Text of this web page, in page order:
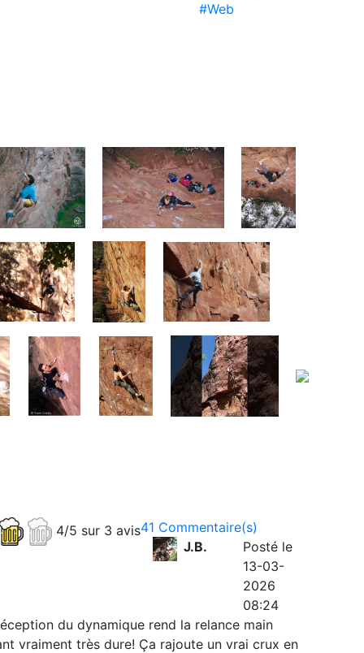
#Web
41 Commentaire(s)
4/5 sur 3 avis
J.B.
Posté le
13-03-
2026
08:24
du dynamique rend la relance main
vraiment très dure! Ça rajoute un vrai crux en